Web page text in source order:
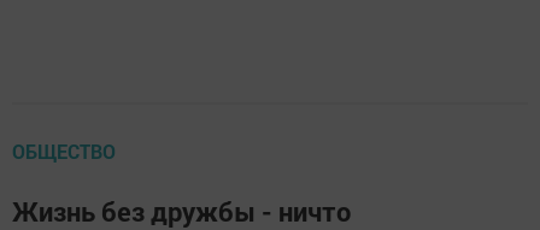
ОБЩЕСТВО
Жизнь без дружбы - ничто